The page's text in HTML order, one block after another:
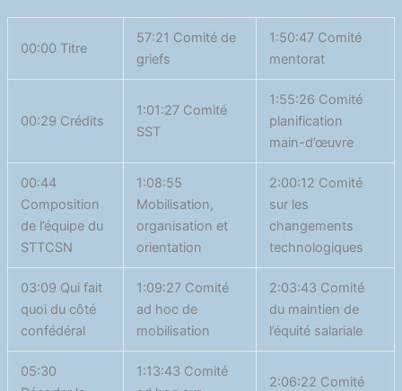
00:00 Titre
57:21 Comité de
griefs
1:50:47 Comité
mentorat
00:29 Crédits
1:01:27 Comité
SST
1:55:26 Comité
planification
main-d’œuvre
00:44
Composition
de l’équipe du
STTCSN
1:08:55
Mobilisation,
organisation et
orientation
2:00:12 Comité
sur les
changements
technologiques
03:09 Qui fait
quoi du côté
confédéral
1:09:27 Comité
ad hoc de
mobilisation
2:03:43 Comité
du maintien de
l’équité salariale
05:30
1:13:43 Comité
2:06:22 Comité